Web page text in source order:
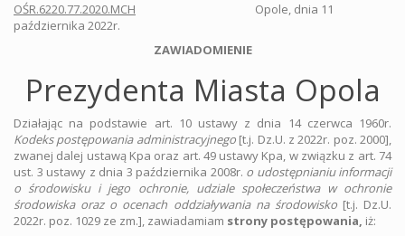
OŚR.6220.77.2020.MCH Opole, dnia 11
października 2022r.
ZAWIADOMIENIE
Prezydenta Miasta Opola
Działając na podstawie art. 10 ustawy z dnia 14 czerwca 1960r.
Kodeks postępowania administracyjnego[t.j. Dz.U. z 2022r. poz. 2000],
zwanej dalej ustawą Kpa oraz art. 49 ustawy Kpa, w związku z art. 74
ust. 3 ustawy z dnia 3 października 2008r. o udostępnianiu informacji
o środowisku i jego ochronie, udziale społeczeństwa w ochronie
środowiska oraz o ocenach oddziaływania na środowisko[t.j. Dz.U.
2022r. poz. 1029 ze zm.], zawiadamiam strony postępowania, iż: